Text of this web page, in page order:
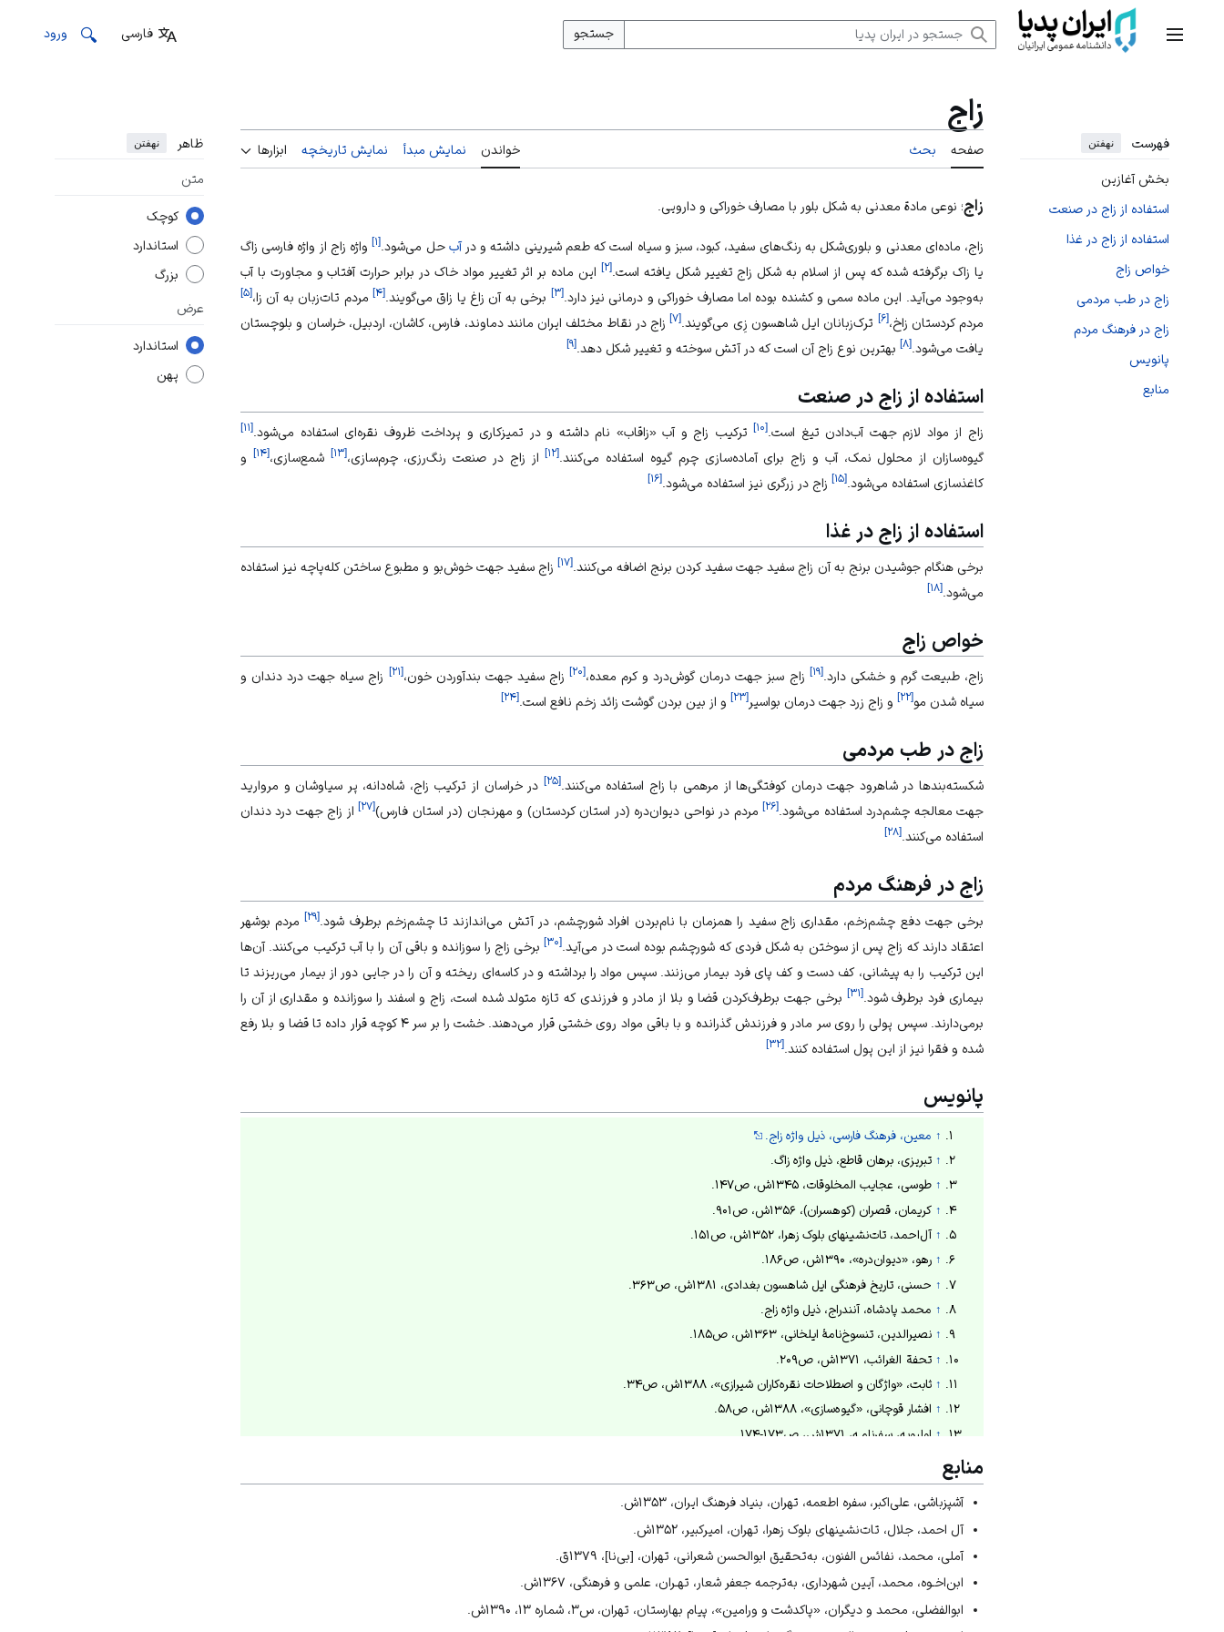
منوی اصلی
جستجو فارسی ورود
فهرست نهفتن
بخش آغازین
استفاده از زاج در صنعت
استفاده از زاج در غذا
خواص زاج
زاج در طب مردمی
زاج در فرهنگ مردم
پانویس
منابع
زاج
صفحه بحث خواندن نمایش مبدأ نمایش تاریخچه ابزارها ظاهر نهفتن
متن
کوچک
استاندارد
بزرگ
عرض
استاندارد
پهن
زاج؛ نوعی مادة معدنی به شکل بلور با مصارف خوراکی و دارویی.
زاج، ماده‌ای معدنی و بلوری‌شکل به رنگ‌های سفید، کبود، سبز و سیاه است که طعم شیرینی داشته و درآب حل می‌شود. [۱]واژه زاج از واژه فارسی زاگ
یا زاک برگرفته شده که پس از اسلام به شکل زاج تغییر شکل یافته است.[۲] این ماده بر اثر تغییر مواد خاک در برابر حرارت آفتاب و مجاورت با آب
به‌وجود می‌آید. این ماده سمی و کشنده بوده اما مصارف خوراکی و درمانی نیز دارد.[۳] برخی به آن زاغ یا زاق می‌گویند.[۴] مردم تات‌زبان به آن زا،[۵]
مردم کردستان زاخ،[۶] ترک‌زبانان ایل شاهسون زِی می‌گویند. [۷]زاج در نقاط مختلف ایران مانند دماوند، فارس، کاشان، اردبیل، خراسان و بلوچستان
یافت می‌شود. [۸] بهترین نوع زاج آن است که در آتش سوخته و تغییر شکل دهد. [۹]
استفاده از زاج در صنعت
زاج از مواد لازم جهت آب‌دادن تیغ است.[۱۰]ترکیب زاج و آب «زاقاب» نام داشته و در تمیزکاری و پرداخت ظروف نقره‌ای استفاده می‌شود.[۱۱]
گیوه‌سازان از محلول نمک، آب و زاج برای آماده‌سازی چرم گیوه استفاده می‌کنند.[۱۲]از زاج در صنعت رنگ‌رزی، چرم‌سازی،[۱۳] شمع‌سازی،[۱۴]
و
کاغذسازی استفاده می‌شود.[۱۵] زاج در زرگری نیز استفاده می‌شود.[۱۶]
استفاده از زاج در غذا
برخی هنگام جوشیدن برنج به آن زاج سفید جهت سفید کردن برنج اضافه می‌کنند.[۱۷] زاج سفید جهت خوش‌بو و مطبوع ساختن کله‌پاچه نیز استفاده
می‌شود.[۱۸]
خواص زاج
زاج، طبیعت گرم و خشکی دارد.[۱۹] زاج سبز جهت درمان گوش‌درد و کرم معده،[۲۰] زاج سفید جهت بندآوردن خون،[۲۱]
زاج سیاه جهت درد دندان و
سیاه‌ شدن مو[۲۲] و زاج زرد جهت درمان بواسیر [۲۳] و از بین بردن گوشت زائد زخم نافع است.[۲۴]
زاج در طب مردمی
شکسته‌بندها در شاهرود جهت درمان کوفتگی‌ها از مرهمی با زاج استفاده می‌کنند.[۲۵] در خراسان از ترکیب زاج، شاه‌دانه، پر سیاوشان و مروارید
جهت معالجه چشم‌درد استفاده می‌شود.[۲۶]مردم در نواحی دیوان‌دره (در استان کردستان) و مهرنجان (در استان فارس)[۲۷]از زاج جهت درد دندان
استفاده می‌کنند.[۲۸]
زاج در فرهنگ مردم
برخی جهت دفع چشم‌زخم، مقداری زاج سفید را همزمان با نام‌بردن افراد شورچشم، در آتش می‌اندازند تا چشم‌زخم برطرف شود. [۲۹]مردم بوشهر
اعتقاد دارند که زاج پس از سوختن به شکل فردی که شورچشم بوده است در می‌آید. [۳۰]برخی زاج را سوزانده و باقی آن را با آب ترکیب می‌کنند. آن‌ها
این ترکیب را به پیشانی، کف دست و کف پای فرد بیمار می‌زنند. سپس مواد را برداشته و در کاسه‌ای ریخته و آن را در جایی دور از بیمار می‌ریزند تا
بیماری فرد برطرف شود.[۳۱] برخی جهت برطرف‌کردن قضا و بلا از مادر و فرزندی که تازه متولد شده است، زاج و اسفند را سوزانده و مقداری از آن را
برمی‌دارند. سپس پولی را روی سر مادر و فرزندش گذرانده و با باقی مواد روی خشتی قرار می‌دهند. خشت را بر سر ۴ کوچه قرار داده تا قضا و بلا رفع
شده و فقرا نیز از این پول استفاده کنند. [۳۲]
پانویس
↑ معین، فرهنگ فارسی، ذیل واژه زاج.
↑ تبریزی، برهان قاطع، ذیل واژه زاگ.
↑ طوسی، عجایب المخلوقات، ۱۳۴۵ش، ص۱۴۷.
↑ کریمان، قصران (کوهسران)، ۱۳۵۶ش، ص۹۰۱.
↑ آل‌احمد، تات‌نشینهای بلوک زهرا، ۱۳۵۲ش، ص۱۵۱.
↑ رهو، «دیوان‌دره»، ۱۳۹۰ش، ص۱۸۶.
↑ حسنی، تاریخ فرهنگی ایل شاهسون بغدادی، ۱۳۸۱ش، ص۳۶۳.
↑ محمد پادشاه، آنندراج، ذیل واژه زاج.
↑ نصیرالدین، تنسوخ‌نامۀ ایلخانی، ۱۳۶۳ش، ص۱۸۵.
↑ تحفة ‌الغرائب، ۱۳۷۱ش، ص۲۰۹.
↑ ثابت، «واژگان و اصطلاحات نقره‌کاران شیرازی»، ۱۳۸۸ش، ص۳۴.
↑ افشار قوچانی، «گیوه‌سازی»، ۱۳۸۸ش، ص۵۸.
↑ اولیویه، سفرنامـه، ۱۳۷۱ش، ص۱۷۳-۱۷۴.
↑ برند، «هنر تذهیب و جلدهای اسلامی در ایران»، ۱۳۷۳ش، ص۹۸.
↑ آملی، نفائس الفنون، ۱۳۷۹ش، ج۳، ص۱۷۴-۱۷۷.
↑ آشپزباشی، سفره اطعمه، ۱۳۵۳ش، ص۸.
↑ ابن‌اخوه، آیین شهرداری، ۱۳۶۷ش، ص۱۲۶.
↑ نصیرالدین طوسی، تنسوخ‌نامۀ ایلخانی، ۱۳۶۳ش، ص۱۸۵.
↑ حکیم مؤمن، تحفة المؤمنین، ۱۳۸۶ش، ص۲۲۳.
منابع
آشپزباشی، علی‌اکبر، سفره اطعمه، تهران، بنیاد فرهنگ ایران، ۱۳۵۳ش.
آل ‌احمد، جلال، تات‌نشینهای بلوک زهرا، تهران، امیرکبیر، ۱۳۵۲ش.
آملی، محمد، نفائس الفنون، به‌تحقیق ابوالحسن شعرانی، تهران، [بی‌نا]، ۱۳۷۹ق.
ابن‌اخـوه، محمد، آیین شهرداری، به‌ترجمه جعفر شعار، تهـران، علمی و فرهنگی، ۱۳۶۷ش.
ابوالفضلی، محمد و دیگران، «پاکدشت و ورامین»، پیام بهارستان، تهران، س۳، شماره ۱۳، ۱۳۹۰ش.